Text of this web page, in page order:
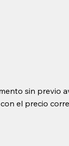
sin previo
el precio